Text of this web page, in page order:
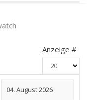
Anzeige #
04. August 2026